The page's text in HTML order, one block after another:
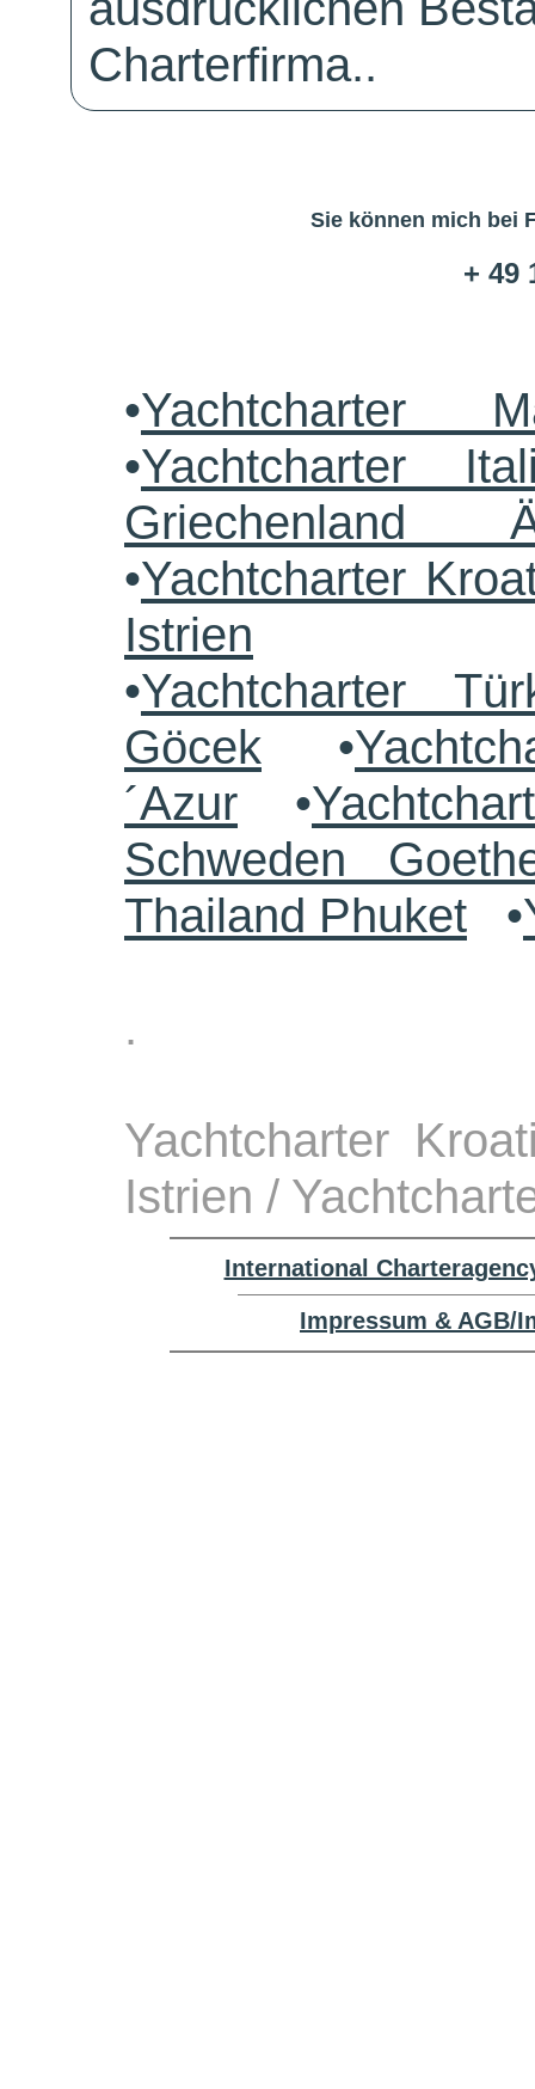
Charterfirma..
Sie können mich bei
+ 49
•Yachtcharter
•Yachtcharter
Griechenland
•Yachtcharter
Istrien
•Yachtcharter
Göcek •
´Azur •
Schweden
Thailand Phuket •
.
Yachtcharter
Istrien /
International
Impressum & AGB/